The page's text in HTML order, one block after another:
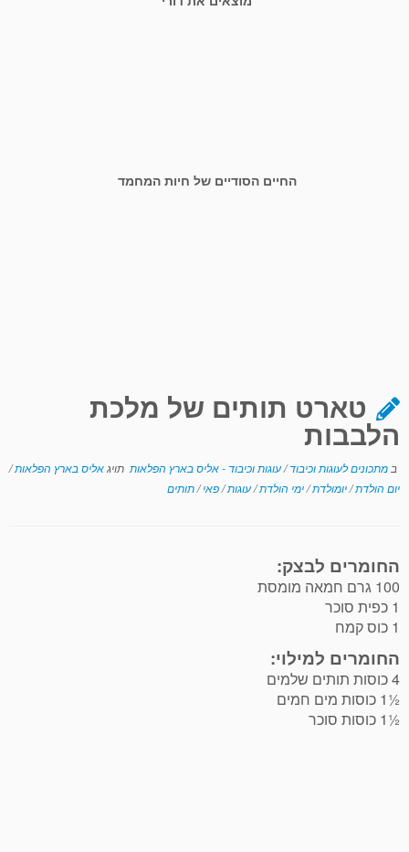
החיים הסודיים של חיות המחמד
טארט תותים של מלכת
הלבבות
ב מתכונים לעוגות וכיבוד/עוגות וכיבוד - אליס בארץ הפלאות תויגאליס בארץ הפלאות/
יום הולדת/יומולדת/ימי הולדת/עוגות/פאי/תותים
החומרים לבצק:
100 גרם חמאה מומסת
1 כפית סוכר
1 כוס קמח
החומרים למילוי:
4 כוסות תותים שלמים
½1 כוסות מים חמים
½1 כוסות סוכר